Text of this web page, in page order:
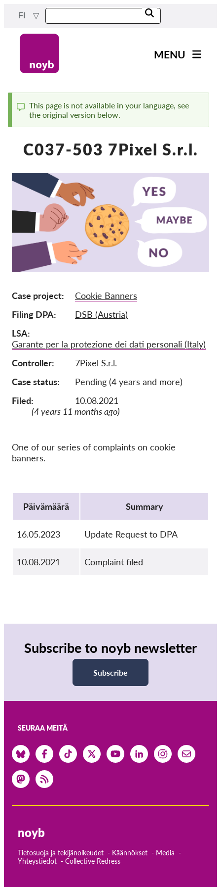
content
FI
navigation
MENU
Kaikki tapaukset
Reports & Resources
Exercise your rights!
Tue meitä!
Jäsenyys
Lahjoitukset
Tax deductability
Jäsenten login
Meistä
Tiimi
Vuosikertomukset
Rekry
OnionShare
GDPRhub
Status
message
This page is not available in your language, see
the original version below.
C037-503 7Pixel S.r.l.
Case project
Cookie Banners
Filing DPA
DSB (Austria)
LSA
Garante per la protezione dei dati personali (Italy)
Controller
7Pixel S.r.l.
Case status
Pending (4 years and more)
Filed:
10.08.2021
(4 years 11 months ago)
One of our series of complaints on cookie
banners.
Päivämäärä
Summary
16.05.2023 Update Request to DPA
10.08.2021 Complaint filed
Subscribe to noyb newsletter
Subscribe
SEURAA MEITÄ
noyb
Tietosuoja ja tekijänoikeudet Käännökset
Media
Yhteystiedot
Collective Redress